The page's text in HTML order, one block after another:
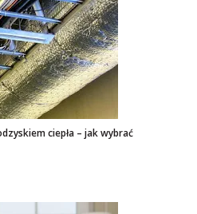
ciepła – jak wybrać